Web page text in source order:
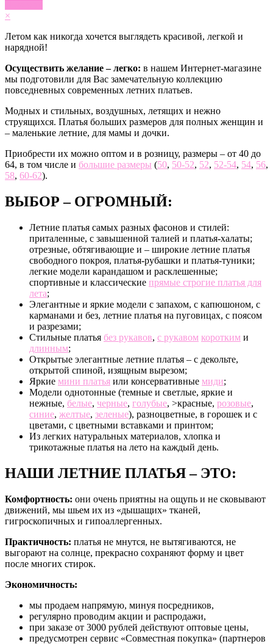
×
Летом как никогда хочется выглядеть красивой, легкой и
нарядной!
Осуществить желание – легко: в нашем Интернет-магазине
мы подготовили для Вас замечательную коллекцию
повседневных современных летних платьев.
Модных и стильных, воздушных, летящих и нежно
струящихся. Платья больших размеров для полных женщин и
– маленькие летние, для мамы и дочки.
Приобрести их можно оптом и в розницу, размеры – от 40 до
64, в том числе и большие размеры (50, 50-52, 52, 52-54, 54, 56,
58, 60-62).
ВЫБОР – ОГРОМНЫЙ:
Летние платья самых разных фасонов и стилей:
приталенные, с завышенной талией и платья-халаты;
отрезные, обтягивающие и – широкие летние платья
свободного покроя, платья-рубашки и платья-туники;
легкие модели карандашом и расклешенные;
спортивные и классические прямые строгие платья для
лета;
Элегантные и яркие модели с запахом, с капюшоном, с
карманами и без, летние платья на пуговицах, с поясом
и разрезами;
Стильные платья без рукавов, с рукавом коротким и
длинным;
Открытые элегантные летние платья – с декольте,
открытой спиной, изящным вырезом;
Яркие мини платья или консервативные миди;
Модели однотонные (темные и светлые, яркие и
нежные, белые, черные, голубые, >красные, розовые,
синие, желтые, зеленые), разноцветные, в горошек и с
цветами, с цветными вставками и принтом;
Из легких натуральных материалов, хлопка и
трикотажные платья на лето на каждый день.
НАШИ ЛЕТНИЕ ПЛАТЬЯ – ЭТО:
Комфортность: они очень приятны на ощупь и не сковывают
движений, мы шьем их из «дышащих» тканей,
гигроскопичных и гипоаллергенных.
Практичность: платья не мнутся, не вытягиваются, не
выгорают на солнце, прекрасно сохраняют форму и цвет
после многих стирок.
Экономичность:
мы продаем напрямую, минуя посредников,
регулярно проводим акции и распродажи,
при заказе от 3000 рублей действуют оптовые цены,
предусмотрен сервис «Совместная покупка» (партнеров